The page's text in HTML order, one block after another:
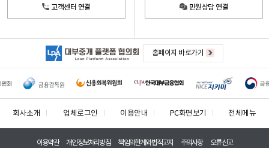
고객센터 연결 민원상담 연결
홈페이지 바로가기
회사소개 업체로그인 이용안내 PC화면보기 전체메뉴
이용약관 개인정보처리방침 책임의한계와법적고지 주의사항 오류신고